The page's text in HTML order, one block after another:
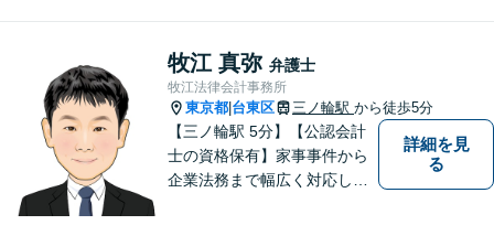
牧江 真弥 弁護士
牧江法律会計事務所
東京都 台東区 三ノ輪駅 から徒歩5分
【三ノ輪駅 5分】【公認会計
士の資格保有】家事事件から
企業法務まで幅広く対応して
詳細を見
る